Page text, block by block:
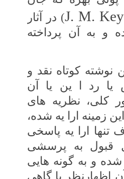
J. M.) در آثار
و به آن پرداخته
نوشته کوتاه نقد و
یا رد ا ین یا آن
کلی، نظریه ‏های
زمینه ارا یه شده،
تنها ارا یه پاسخی
قبول به پرسشی
و به‏ گونه‏ هایی
اظهارنظر یا گاهی‏